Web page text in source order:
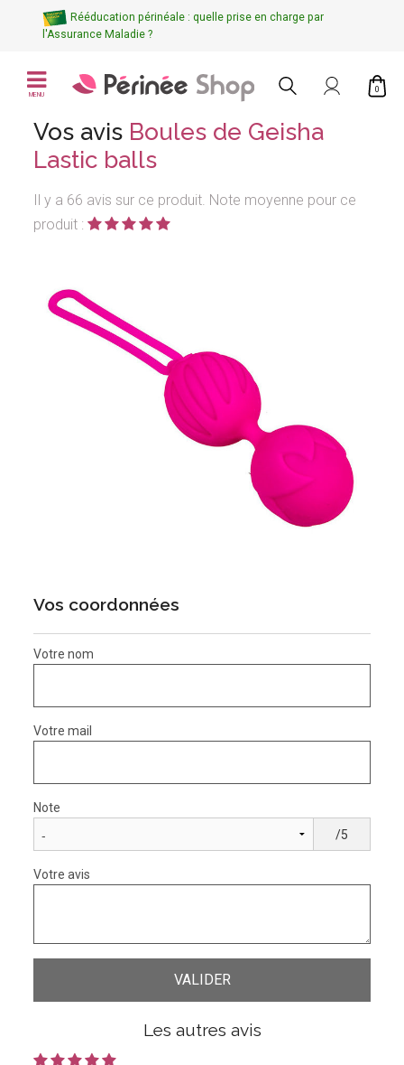
Rééducation périnéale : quelle prise en charge par
l'Assurance Maladie ?
MENU
0
Vos avis Boules de Geisha
Lastic balls
Il y a 66 avis sur ce produit. Note moyenne pour ce
produit :
Vos coordonnées
Votre nom
Votre mail
Note
/5
Votre avis
Les autres avis